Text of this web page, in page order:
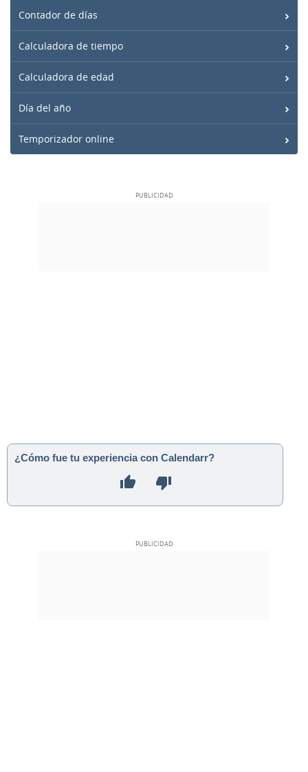
Contador de días
Calculadora de tiempo
Calculadora de edad
Día del año
Temporizador online
¿Cómo fue tu experiencia con Calendarr?